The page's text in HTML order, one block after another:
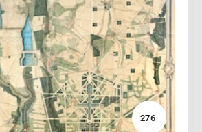
01/2025
MISSIOUX Pierre
Lire
276